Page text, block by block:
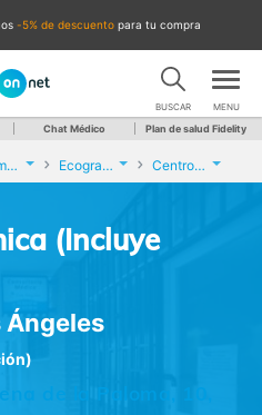
-5% de descuento para tu compra
BUSCAR MENU
Chat Médico Plan de salud Fidelity
Oftalmología Ecografía Oftálmica (Incluye Biometría) Centro Médico Los Ángeles
(Incluye
Ángeles
de la Paloma, 10,